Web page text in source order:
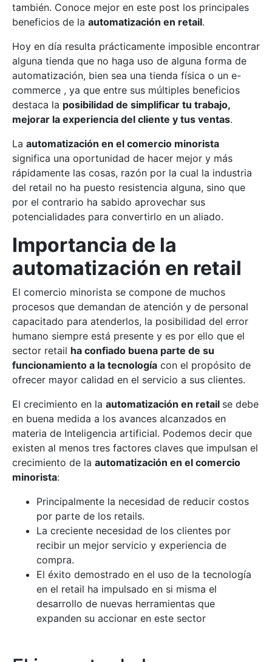
también. Conoce mejor en este post los principales
beneficios de la automatización en retail.
Hoy en día resulta prácticamente imposible encontrar
alguna tienda que no haga uso de alguna forma de
automatización, bien sea una tienda física o un e-
commerce , ya que entre sus múltiples beneficios
destaca la posibilidad de simplificar tu trabajo,
mejorar la experiencia del cliente y tus ventas.
La automatización en el comercio minorista
significa una oportunidad de hacer mejor y más
rápidamente las cosas, razón por la cual la industria
del retail no ha puesto resistencia alguna, sino que
por el contrario ha sabido aprovechar sus
potencialidades para convertirlo en un aliado.
Importancia de la
automatización en retail
El comercio minorista se compone de muchos
procesos que demandan de atención y de personal
capacitado para atenderlos, la posibilidad del error
humano siempre está presente y es por ello que el
sector retail ha confiado buena parte de su
funcionamiento a la tecnología con el propósito de
ofrecer mayor calidad en el servicio a sus clientes.
El crecimiento en la automatización en retail se debe
en buena medida a los avances alcanzados en
materia de Inteligencia artificial. Podemos decir que
existen al menos tres factores claves que impulsan el
crecimiento de la automatización en el comercio
minorista:
Principalmente la necesidad de reducir costos
por parte de los retails.
La creciente necesidad de los clientes por
recibir un mejor servicio y experiencia de
compra.
El éxito demostrado en el uso de la tecnología
en el retail ha impulsado en si misma el
desarrollo de nuevas herramientas que
expanden su accionar en este sector